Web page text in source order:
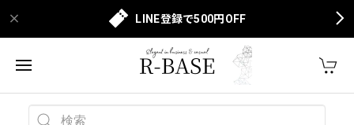
LINE登録で500円OFF